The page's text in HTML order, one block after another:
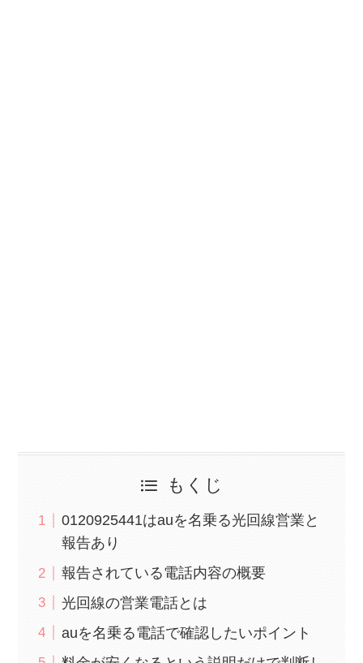
もくじ
0120925441はauを名乗る光回線営業と
報告あり
報告されている電話内容の概要
光回線の営業電話とは
auを名乗る電話で確認したいポイント